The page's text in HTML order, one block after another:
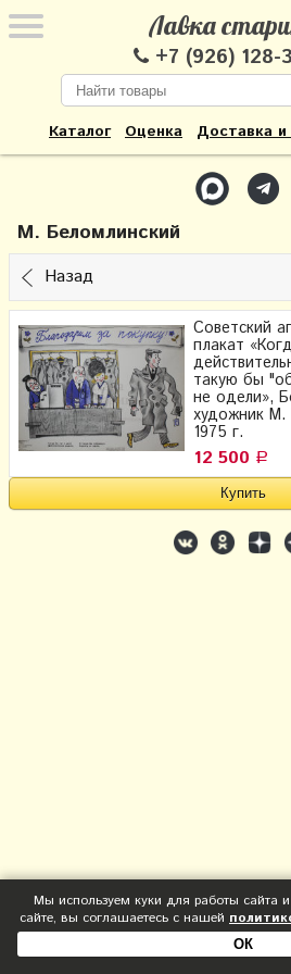
Лавка
+7 (926) 128-
Каталог Оценка Доставка и
М. Беломлинский
Назад
Советский
плакат
такую бы
не одели»,
художник М.
1975 г.
12 500 Р
Мы используем куки для работы сайта
сайте, вы соглашаетесь с нашей
ОК